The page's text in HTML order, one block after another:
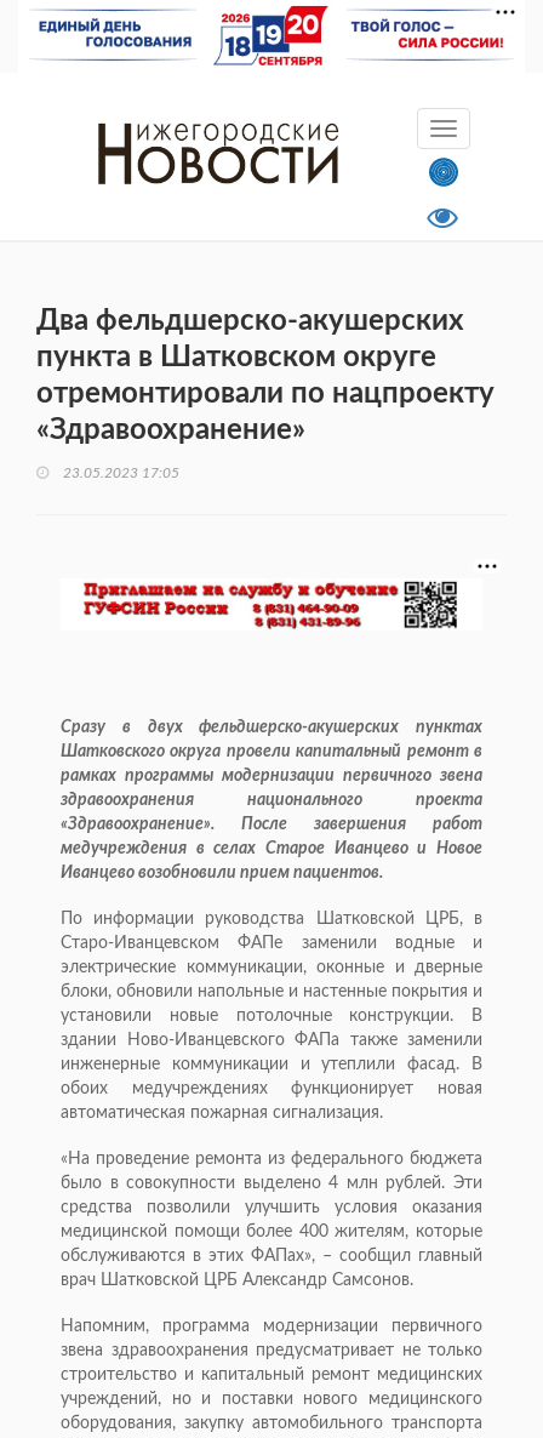
Два фельдшерско-акушерских
пункта в Шатковском округе
отремонтировали по нацпроекту
«Здравоохранение»
23.05.2023 17:05
Сразу в двух фельдшерско-акушерских пунктах
Шатковского округа провели капитальный ремонт в
рамках программы модернизации первичного звена
здравоохранения национального проекта
«Здравоохранение». После завершения работ
медучреждения в селах Старое Иванцево и Новое
Иванцево возобновили прием пациентов.
По информации руководства Шатковской ЦРБ, в
Старо-Иванцевском ФАПе заменили водные и
электрические коммуникации, оконные и дверные
блоки, обновили напольные и настенные покрытия и
установили новые потолочные конструкции. В
здании Ново-Иванцевского ФАПа также заменили
инженерные коммуникации и утеплили фасад. В
обоих медучреждениях функционирует новая
автоматическая пожарная сигнализация.
«На проведение ремонта из федерального бюджета
было в совокупности выделено 4 млн рублей. Эти
средства позволили улучшить условия оказания
медицинской помощи более 400 жителям, которые
обслуживаются в этих ФАПах», – сообщил главный
врач Шатковской ЦРБ Александр Самсонов.
Напомним, программа модернизации первичного
звена здравоохранения предусматривает не только
строительство и капитальный ремонт медицинских
учреждений, но и поставки нового медицинского
оборудования, закупку автомобильного транспорта